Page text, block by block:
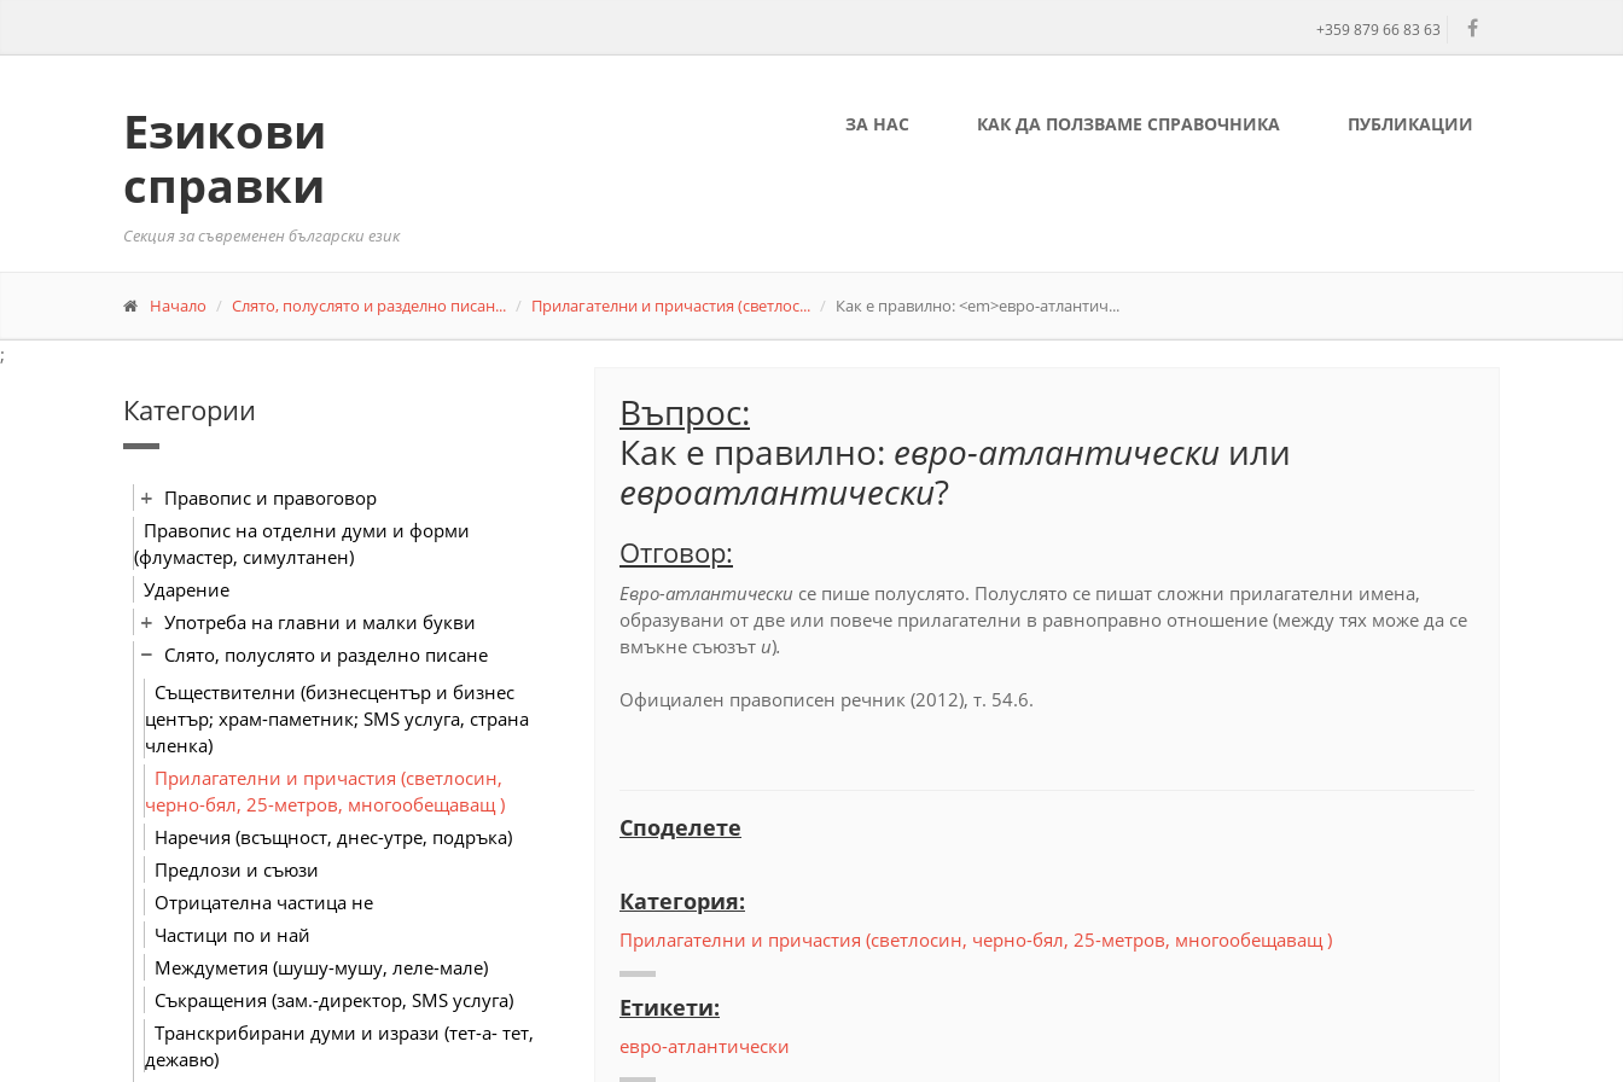
+359 879 66 83 63
Езикови
справки
Секция за съвременен български език
ЗА НАС КАК ДА ПОЛЗВАМЕ СПРАВОЧНИКА ПУБЛИКАЦИИ
Начало Слято, полуслято и разделно писан... Прилагателни и причастия (светлос... Как е правилно: <em>евро-атлантич...
;
Категории
Правопис и правоговор
Правопис на отделни думи и форми
(флумастер, симултанен)
Ударение
Употреба на главни и малки букви
Слято, полуслято и разделно писане
Съществителни (бизнесцентър и бизнес
център; храм-паметник; SMS услуга, страна
членка)
Прилагателни и причастия (светлосин,
черно-бял, 25-метров, многообещаващ )
Наречия (всъщност, днес-утре, подръка)
Предлози и съюзи
Отрицателна частица не
Частици по и най
Междуметия (шушу-мушу, леле-мале)
Съкращения (зам.-директор, SMS услуга)
Транскрибирани думи и изрази (тет-а- тет,
дежавю)
Въпрос:
Как е правилно: евро-атлантически или
евроатлантически?
Отговор:
Евро-атлантически се пише полуслято. Полуслято се пишат сложни прилагателни имена,
образувани от две или повече прилагателни в равноправно отношение (между тях може да се
вмъкне съюзът и).
Официален правописен речник (2012), т. 54.6.
Споделете
Категория:
Прилагателни и причастия (светлосин, черно-бял, 25-метров, многообещаващ )
Етикети:
евро-атлантически